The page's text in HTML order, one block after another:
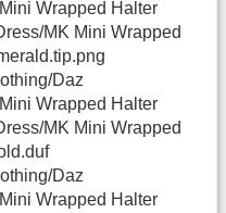
Wrapped Halter
MK Mini Wrapped
Daz
Wrapped Halter
MK Mini Wrapped
Daz
Wrapped Halter